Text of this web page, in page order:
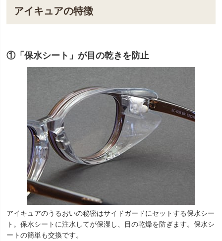
アイキュアの特徴
①「保水シート」が目の乾きを防止
アイキュアのうるおいの秘密はサイドガードにセットする保水シー
ト。保水シートに注水してが保湿し、目の乾燥を防ぎます。保水シ
ートの簡単も交換です。